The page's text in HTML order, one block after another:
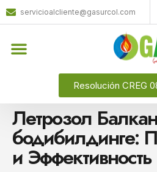
servicioalcliente@gasurcol.com
Resolución CREG
Летрозол
бодибилдинге:
и Эффективность